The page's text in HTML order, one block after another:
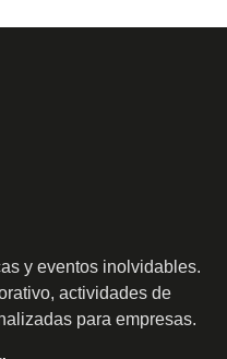
y eventos inolvidables.
actividades de
para empresas.